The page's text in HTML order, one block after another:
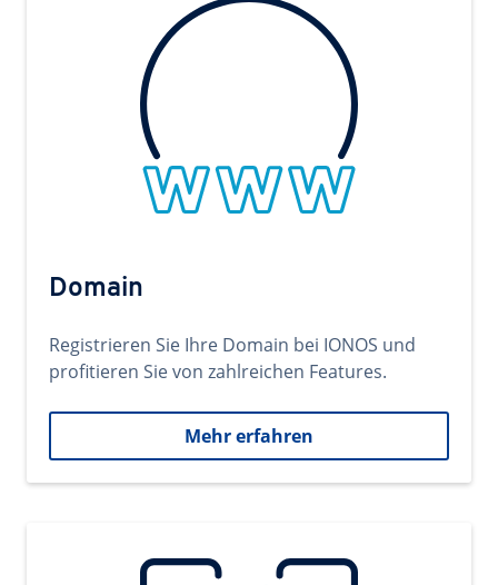
Domain
Registrieren Sie Ihre Domain bei IONOS und
profitieren Sie von zahlreichen Features.
Mehr erfahren